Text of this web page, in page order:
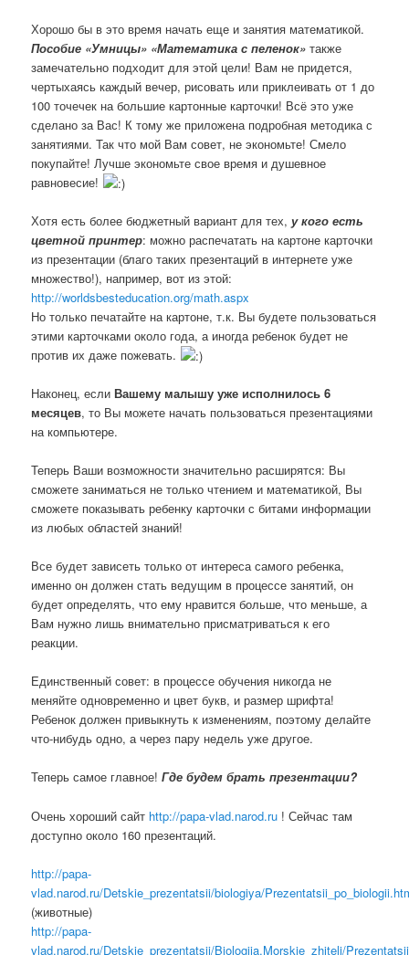
Хорошо бы в это время начать еще и занятия математикой.
Пособие «Умницы» «Математика с пеленок» также
замечательно подходит для этой цели! Вам не придется,
чертыхаясь каждый вечер, рисовать или приклеивать от 1 до
100 точечек на большие картонные карточки! Всё это уже
сделано за Вас! К тому же приложена подробная методика с
занятиями. Так что мой Вам совет, не экономьте! Смело
покупайте! Лучше экономьте свое время и душевное
равновесие!
Хотя есть более бюджетный вариант для тех,у кого есть
цветной принтер: можно распечатать на картоне карточки
из презентации (благо таких презентаций в интернете уже
множество!), например, вот из этой:
http://worldsbesteducation.org/math.aspx
Но только печатайте на картоне, т.к. Вы будете пользоваться
этими карточками около года, а иногда ребенок будет не
против их даже пожевать.
Наконец, еслиВашему малышу уже исполнилось 6
месяцев, то Вы можете начать пользоваться презентациями
на компьютере.
Теперь Ваши возможности значительно расширятся: Вы
сможете заниматься не только чтением и математикой, Вы
сможете показывать ребенку карточки с битами информации
из любых областей знаний!
Все будет зависеть только от интереса самого ребенка,
именно он должен стать ведущим в процессе занятий, он
будет определять, что ему нравится больше, что меньше, а
Вам нужно лишь внимательно присматриваться к его
реакции.
Единственный совет: в процессе обучения никогда не
меняйте одновременно и цвет букв, и размер шрифта!
Ребенок должен привыкнуть к изменениям, поэтому делайте
что-нибудь одно, а через пару недель уже другое.
Теперь самое главное! Где будем брать презентации?
Очень хороший сайт http://papa-vlad.narod.ru ! Сейчас там
доступно около 160 презентаций.
http://papa-
vlad.narod.ru/Detskie_prezentatsii/biologiya/
(животные)
http://papa-
vlad.narod.ru/Detskie_prezentatsii/Biologija.Morskie_zhiteli/